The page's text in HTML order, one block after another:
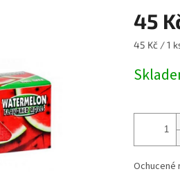
45
Měrná
45 Kč / 1
Ochucené